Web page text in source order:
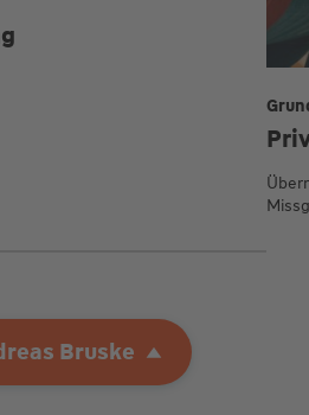
Andreas Bruske
Bruske